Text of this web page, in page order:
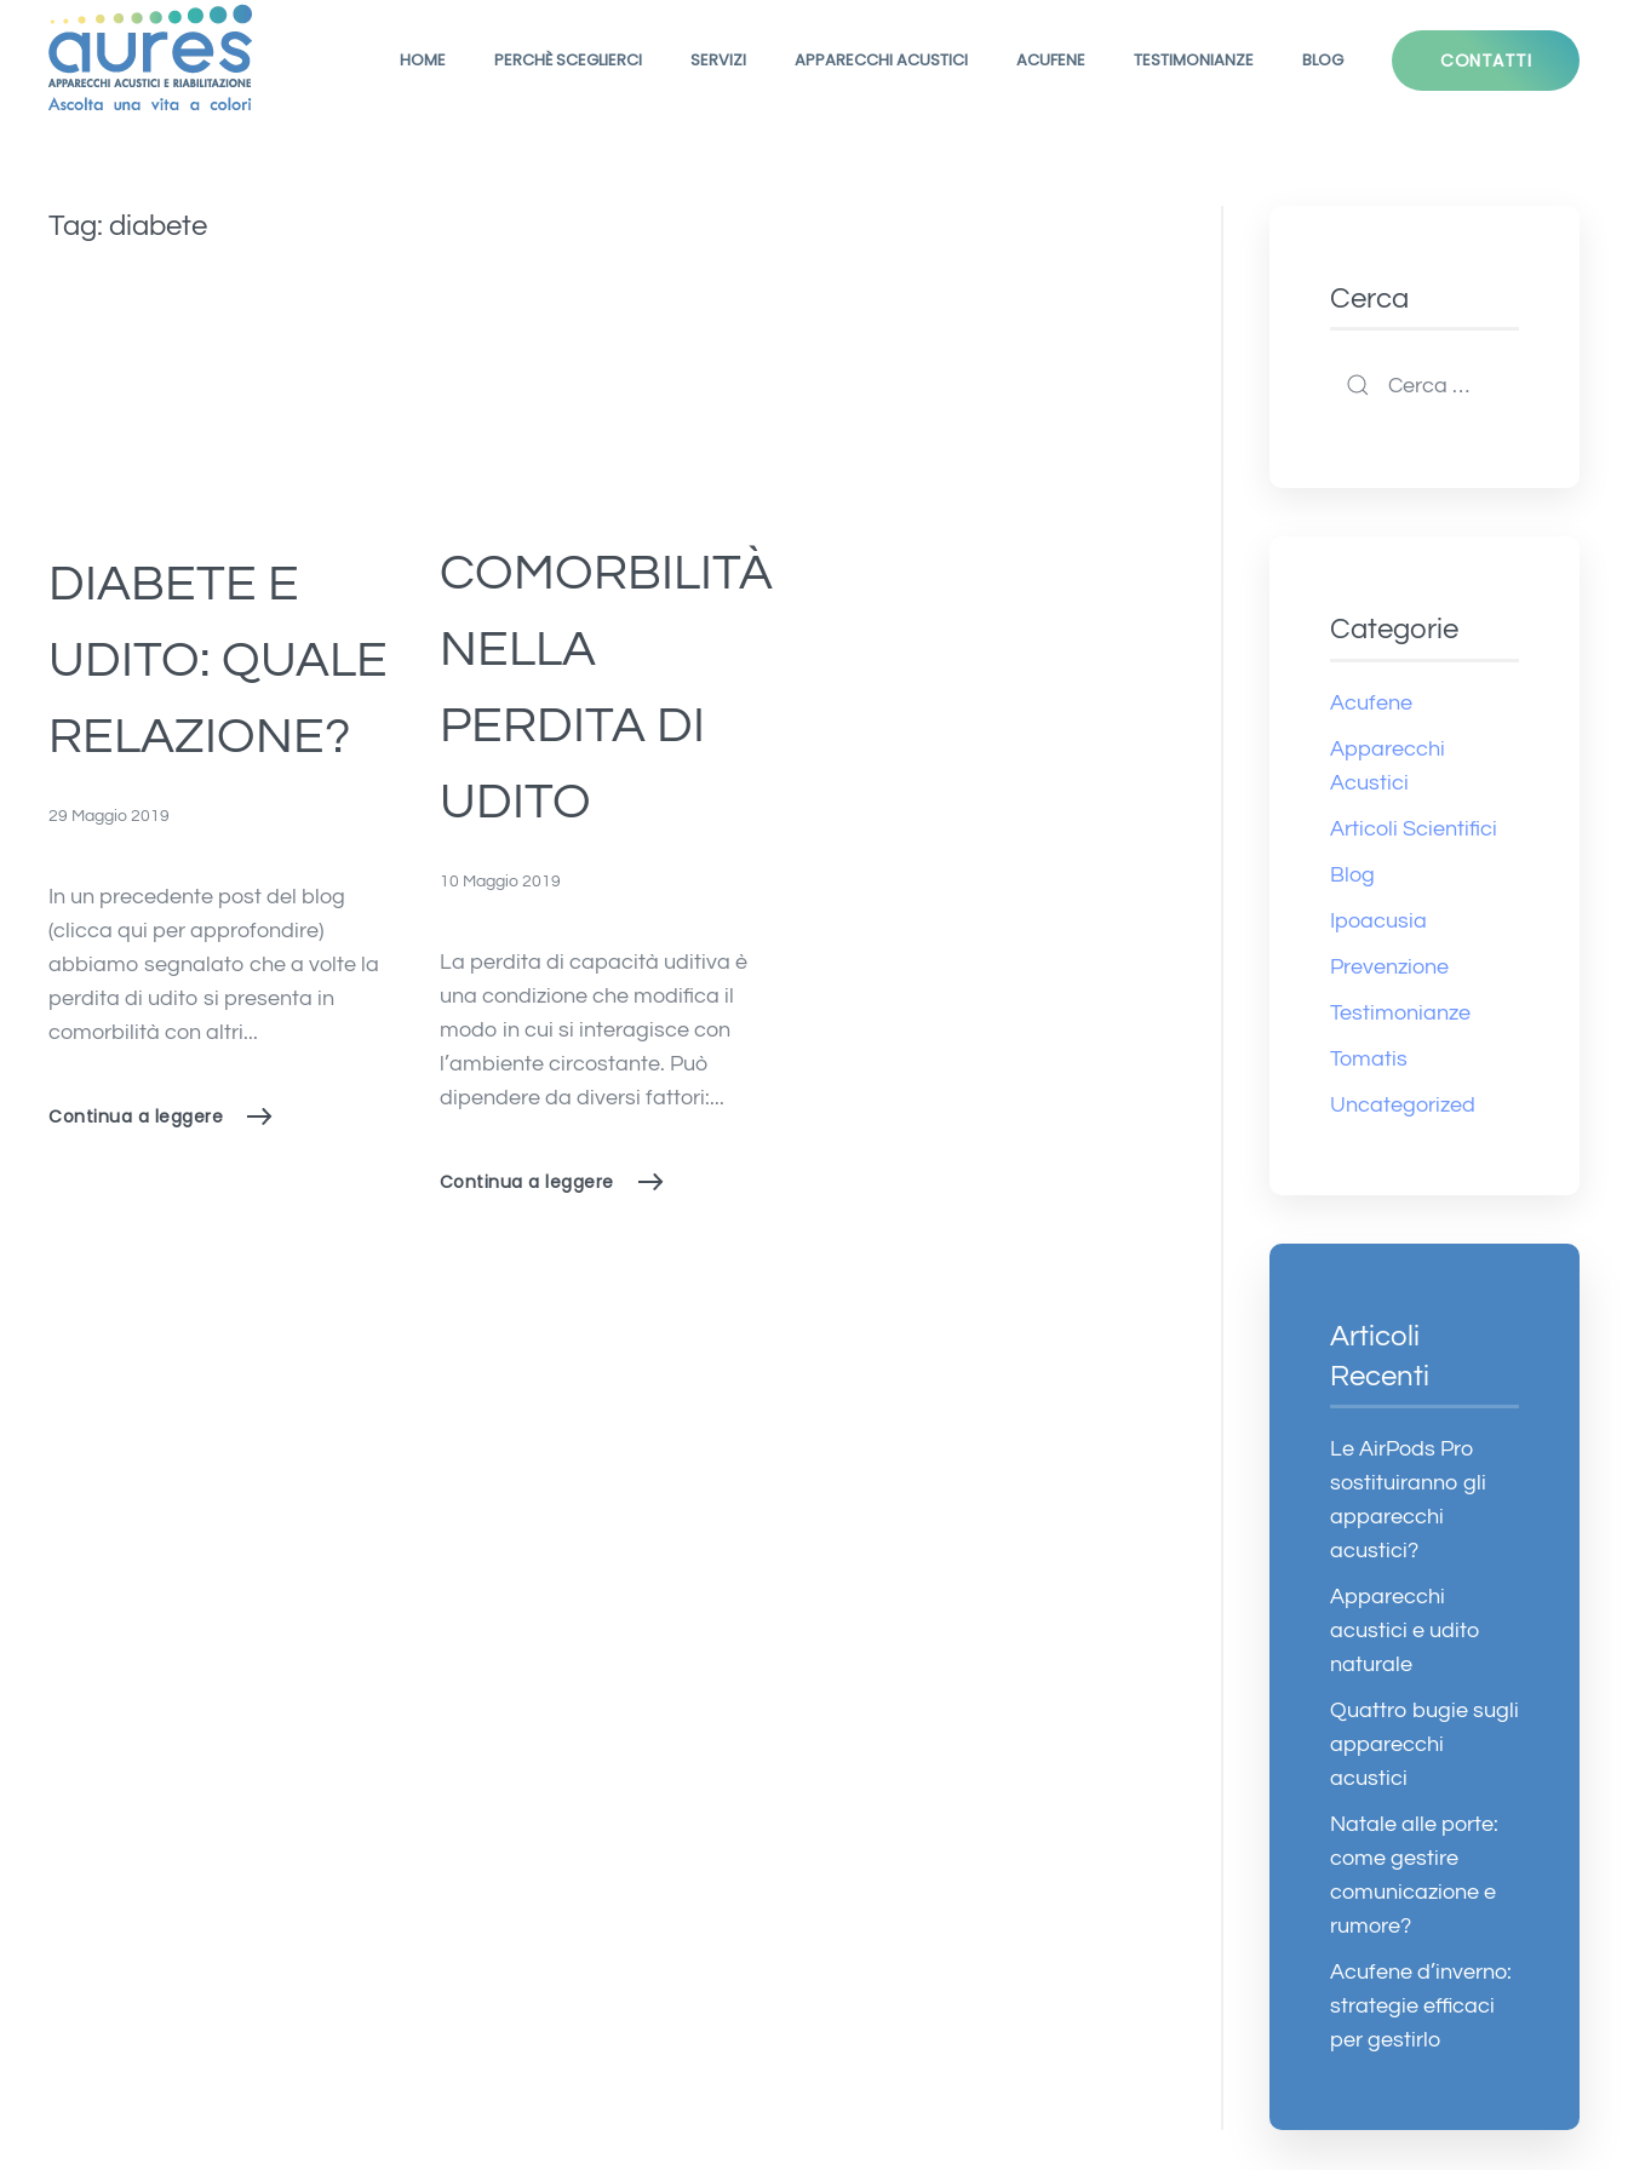
HOME PERCHÈ SCEGLIERCI SERVIZI APPARECCHI ACUSTICI ACUFENE TESTIMONIANZE BLOG CONTATTI
Tag: diabete
DIABETE E
UDITO: QUALE
RELAZIONE?
29 Maggio 2019
In un precedente post del blog
(clicca qui per approfondire)
abbiamo segnalato che a volte la
perdita di udito si presenta in
comorbilità con altri...
Continua a leggere
COMORBILITÀ
NELLA
PERDITA DI
UDITO
10 Maggio 2019
La perdita di capacità uditiva è
una condizione che modifica il
modo in cui si interagisce con
l’ambiente circostante. Può
dipendere da diversi fattori:...
Continua a leggere
Cerca
Categorie
Acufene
Apparecchi
Acustici
Articoli Scientifici
Blog
Ipoacusia
Prevenzione
Testimonianze
Tomatis
Uncategorized
Articoli
Recenti
Le AirPods Pro
sostituiranno gli
apparecchi
acustici?
Apparecchi
acustici e udito
naturale
Quattro bugie sugli
apparecchi
acustici
Natale alle porte:
come gestire
comunicazione e
rumore?
Acufene d’inverno:
strategie efficaci
per gestirlo